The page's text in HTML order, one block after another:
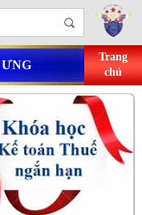
Trang
chủ